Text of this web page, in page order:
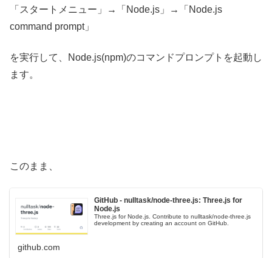
「スタートメニュー」→「Node.js」→「Node.js
command prompt」
を実行して、Node.js(npm)のコマンドプロンプトを起動し
ます。
このまま、
GitHub - nulltask/node-three.js: Three.js for
Node.js
Three.js for Node.js. Contribute to nulltask/node-three.js
development by creating an account on GitHub.
github.com